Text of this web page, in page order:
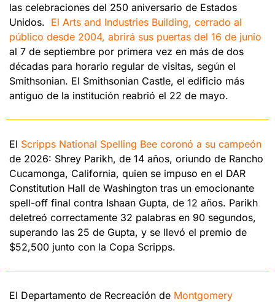
las celebraciones del 250 aniversario de Estados
Unidos. El Arts and Industries Building, cerrado al
público desde 2004, abrirá sus puertas del 16 de junio
al 7 de septiembre por primera vez en más de dos
décadas para horario regular de visitas, según el
Smithsonian. El Smithsonian Castle, el edificio más
antiguo de la institución reabrió el 22 de mayo.
El Scripps National Spelling Bee coronó a su campeón
de 2026: Shrey Parikh, de 14 años, oriundo de Rancho
Cucamonga, California, quien se impuso en el DAR
Constitution Hall de Washington tras un emocionante
spell-off final contra Ishaan Gupta, de 12 años. Parikh
deletreó correctamente 32 palabras en 90 segundos,
superando las 25 de Gupta, y se llevó el premio de
$52,500 junto con la Copa Scripps.
El Departamento de Recreación de Montgomery